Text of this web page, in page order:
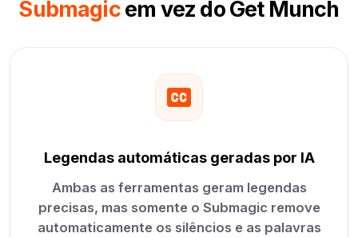
Submagicem vez do Get Munch
Legendas automáticas geradas por IA
Ambas as ferramentas geram legendas
precisas, mas somente o Submagic remove
automaticamente os silêncios e as palavras